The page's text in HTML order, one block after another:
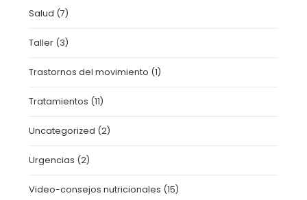
Salud (7)
Taller (3)
Trastornos del movimiento (1)
Tratamientos (11)
Uncategorized (2)
Urgencias (2)
Video-consejos nutricionales (15)